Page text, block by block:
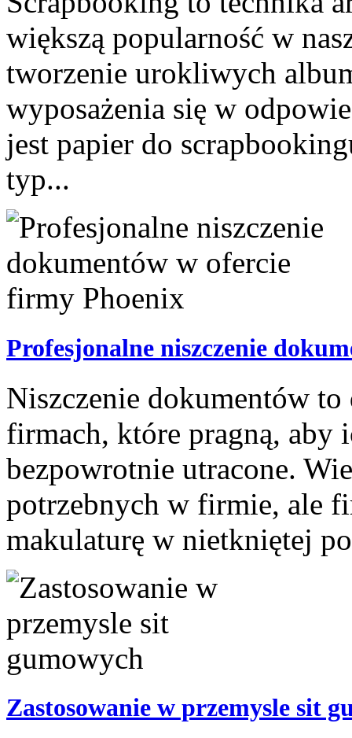
większą popularność w
tworzenie urokliwych
wyposażenia się w
jest papier do
typ...
Profesjonalne niszczenie
Niszczenie dokumentów
firmach, które pragną, aby
bezpowrotnie utracone.
potrzebnych w firmie, ale
makulaturę w nietkniętej
Zastosowanie w przemysle sit